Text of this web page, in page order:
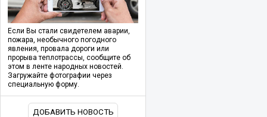
Если Вы стали свидетелем аварии,
пожара, необычного погодного
явления, провала дороги или
прорыва теплотрассы, сообщите об
этом в ленте народных новостей.
Загружайте фотографии через
специальную форму.
ДОБАВИТЬ НОВОСТЬ